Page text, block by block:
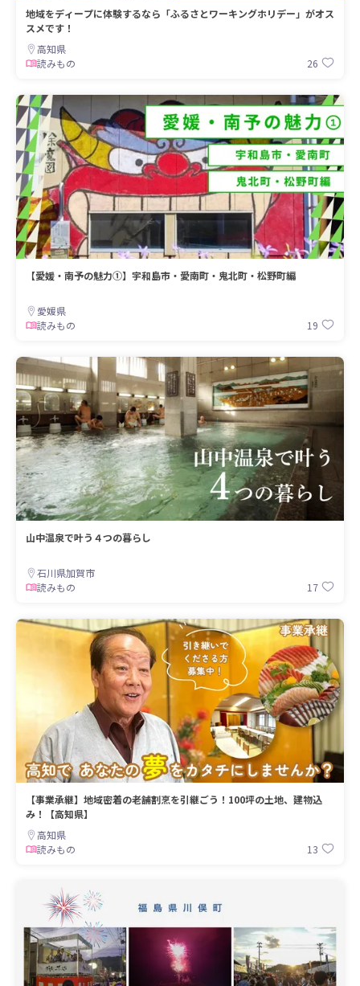
地域をディープに体験するなら「ふるさとワーキングホリデー」がオス
スメです！
高知県
読みもの
26
【愛媛・南予の魅力①】宇和島市・愛南町・鬼北町・松野町編
愛媛県
読みもの
19
山中温泉で叶う４つの暮らし
石川県加賀市
読みもの
17
【事業承継】地域密着の老舗割烹を引継ごう！100坪の土地、建物込
み！【高知県】
高知県
読みもの
13